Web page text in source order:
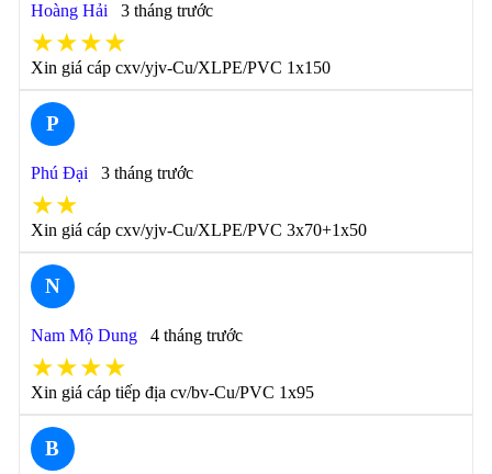
Hoàng Hải 3 tháng trước
★★★★
Xin giá cáp cxv/yjv-Cu/XLPE/PVC 1x150
P
Phú Đại 3 tháng trước
★★
Xin giá cáp cxv/yjv-Cu/XLPE/PVC 3x70+1x50
N
Nam Mộ Dung 4 tháng trước
★★★★
Xin giá cáp tiếp địa cv/bv-Cu/PVC 1x95
B